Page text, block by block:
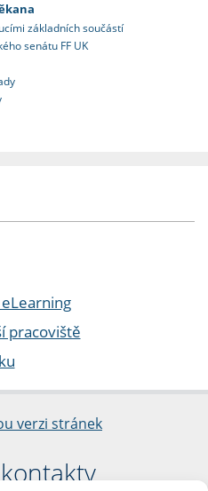
základních součástí
senátu FF UK
pracoviště
verzi stránek